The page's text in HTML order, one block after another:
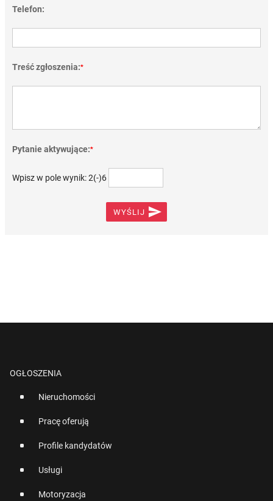
Telefon:
Treść zgłoszenia:*
Pytanie aktywujące:*
Wpisz w pole wynik: 2(-)6
WYŚLIJ 
OGŁOSZENIA
Nieruchomości
Pracę oferują
Profile kandydatów
Usługi
Motoryzacja